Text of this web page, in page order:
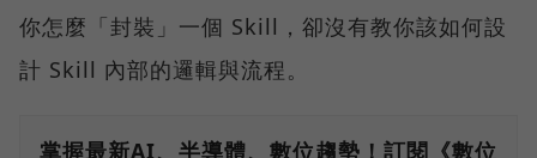
你怎麼「封裝」一個 Skill，卻沒有教你該如何設
計 Skill 內部的邏輯與流程。
掌握最新AI、半導體、數位趨勢！訂閱《數位